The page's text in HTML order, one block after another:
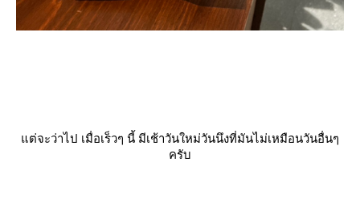
ต่จะว่าไป เมื่อเร็วๆ นี้ มีเช้าวันใหม่วันนึงที่มันไม่เหมือนวันอื่นๆ
ครับ